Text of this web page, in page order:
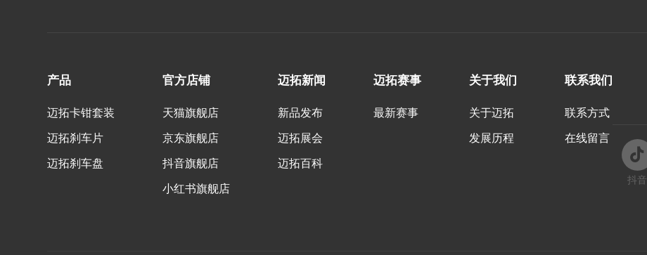
产品
迈拓卡钳套装
迈拓刹车片
迈拓刹车盘
官方店铺
天猫旗舰店
京东旗舰店
抖音旗舰店
小红书旗舰店
迈拓新闻
新品发布
迈拓展会
迈拓百科
迈拓赛事
最新赛事
关于我们
关于迈拓
发展历程
联系我们
联系方式
在线留言
抖音